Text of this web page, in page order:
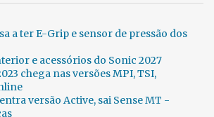
a ter E-Grip e sensor de pressão dos
e acessórios do Sonic 2027
chega nas versões MPI, TSI,
versão Active, sai Sense MT -